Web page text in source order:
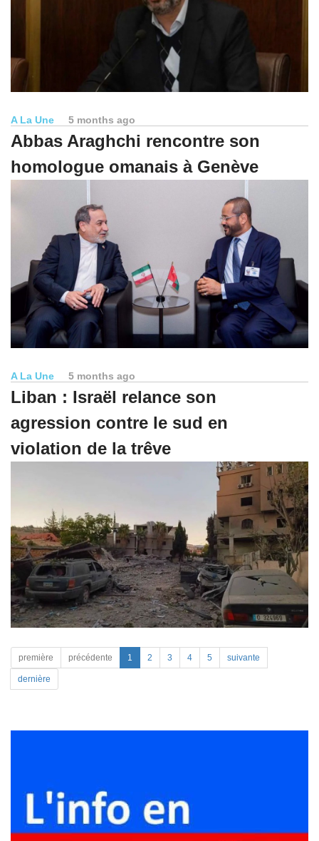
A La Une 5 months ago
Abbas Araghchi rencontre son
homologue omanais à Genève
A La Une 5 months ago
Liban : Israël relance son
agression contre le sud en
violation de la trêve
première précédente 1 2 3 4 5 suivante
dernière